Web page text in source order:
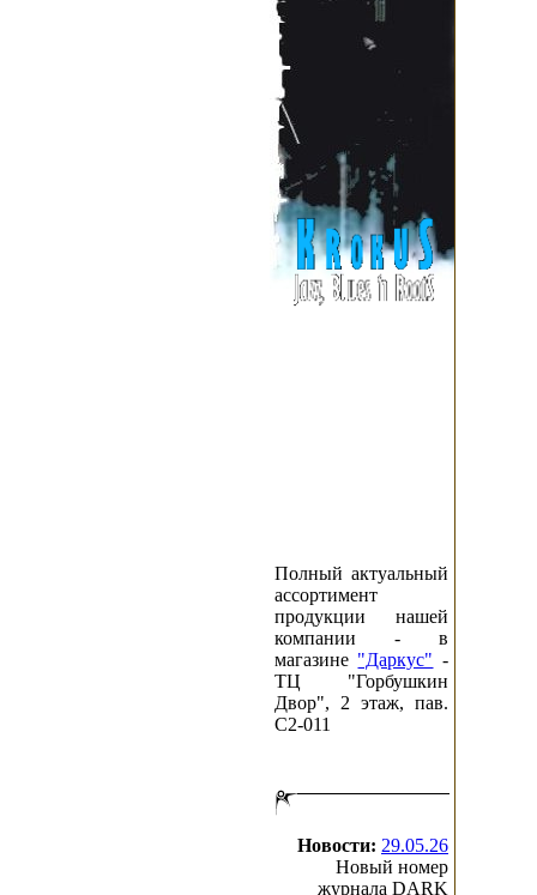
Полный актуальный
ассортимент
продукции нашей
компании - в
магазине "Даркус" -
ТЦ "Горбушкин
Двор", 2 этаж, пав.
C2-011
Новости: 29.05.26
Новый номер
журнала DARK